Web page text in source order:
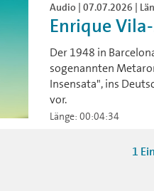
Audio | 07.07.2026 |
Enrique
Der 1948 in
sogenannten
Insensata", ins
vor.
Länge: 00:04:34
1